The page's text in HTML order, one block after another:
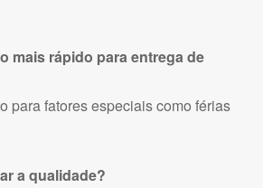
mais rápido para entrega de
para fatores especiais como férias
a qualidade?